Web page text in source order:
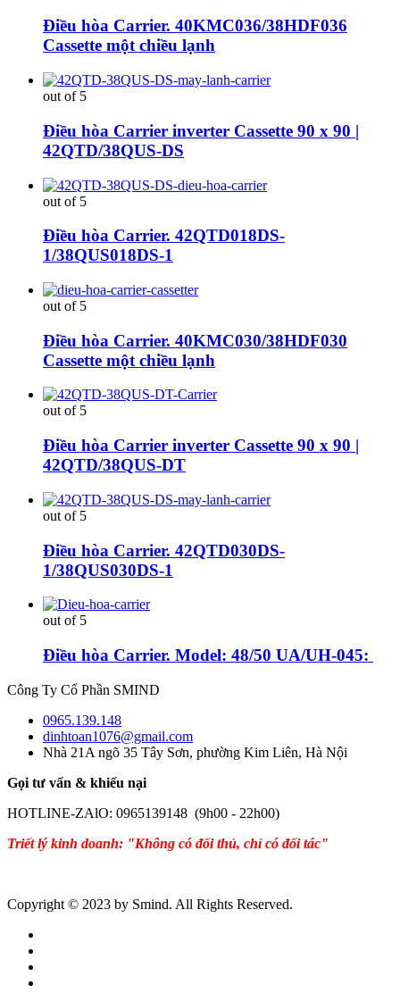
Điều hòa Carrier. 40KMC036/38HDF036
Cassette một chiều lạnh
out of 5
Điều hòa Carrier inverter Cassette 90 x 90 |
42QTD/38QUS-DS
out of 5
Điều hòa Carrier. 42QTD018DS-
1/38QUS018DS-1
out of 5
Điều hòa Carrier. 40KMC030/38HDF030
Cassette một chiều lạnh
out of 5
Điều hòa Carrier inverter Cassette 90 x 90 |
42QTD/38QUS-DT
out of 5
Điều hòa Carrier. 42QTD030DS-
1/38QUS030DS-1
out of 5
Điều hòa Carrier. Model: 48/50 UA/UH-045:
Công Ty Cổ Phần SMIND
0965.139.148
dinhtoan1076@gmail.com
Nhà 21A ngõ 35 Tây Sơn, phường Kim Liên, Hà Nội
Gọi tư vấn & khiếu nại
HOTLINE-ZAlO: 0965139148 (9h00 - 22h00)
Triết lý kinh doanh: "Không có đối thủ, chỉ có đối tác"
Copyright © 2023 by Smind. All Rights Reserved.